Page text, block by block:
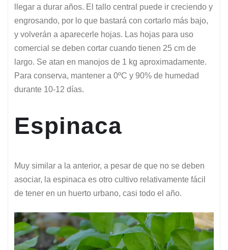
llegar a durar años. El tallo central puede ir creciendo y
engrosando, por lo que bastará con cortarlo más bajo,
y volverán a aparecerle hojas. Las hojas para uso
comercial se deben cortar cuando tienen 25 cm de
largo. Se atan en manojos de 1 kg aproximadamente.
Para conserva, mantener a 0ºC y 90% de humedad
durante 10-12 días.
Espinaca
Muy similar a la anterior, a pesar de que no se deben
asociar, la espinaca es otro cultivo relativamente fácil
de tener en un huerto urbano, casi todo el año.